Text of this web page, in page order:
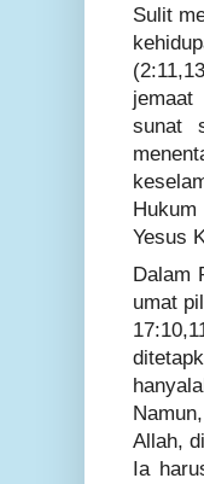
Sulit
jemaat
sunat
Yesus
Dalam
umat
Allah,
Ia